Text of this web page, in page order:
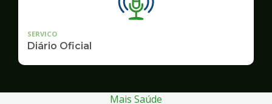
SERVICO
Diário Oficial
Mais Saúde